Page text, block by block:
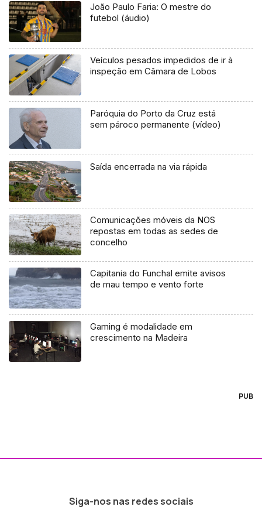
João Paulo Faria: O mestre do
futebol (áudio)
Veículos pesados impedidos de ir à
inspeção em Câmara de Lobos
Paróquia do Porto da Cruz está
sem pároco permanente (vídeo)
Saída encerrada na via rápida
Comunicações móveis da NOS
repostas em todas as sedes de
concelho
Capitania do Funchal emite avisos
de mau tempo e vento forte
Gaming é modalidade em
crescimento na Madeira
PUB
Siga-nos nas redes sociais